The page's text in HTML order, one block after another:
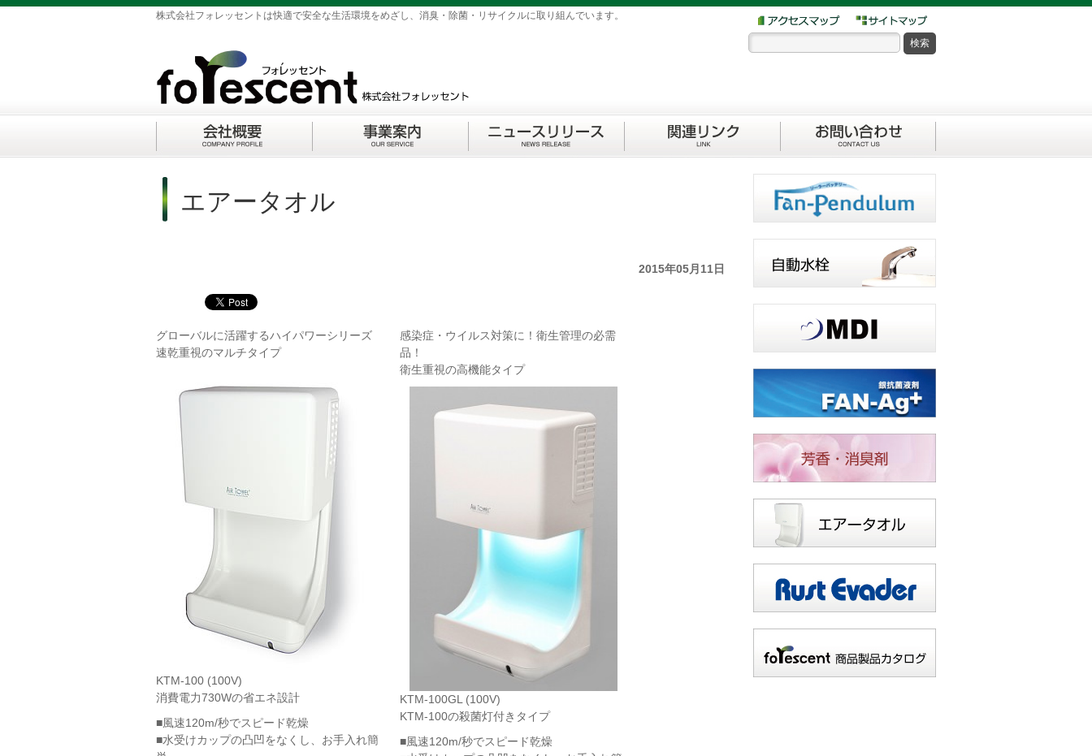
株式会社フォレッセントは快適で安全な生活環境をめざし、消臭・除菌・リサイクルに取り組んでいます。
エアータオル
2015年05月11日
グローバルに活躍するハイパワーシリーズ
速乾重視のマルチタイプ
KTM-100 (100V)
消費電力730Wの省エネ設計
■風速120m/秒でスピード乾燥
■水受けカップの凸凹をなくし、お手入れ簡
感染症・ウイルス対策に！衛生管理の必需
品！
衛生重視の高機能タイプ
KTM-100GL (100V)
KTM-100の殺菌灯付きタイプ
■風速120m/秒でスピード乾燥